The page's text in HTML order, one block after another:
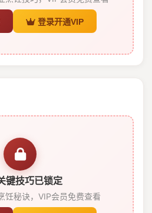
登录开通VIP
键技巧已锁定
饪秘诀，VIP会员免费查看